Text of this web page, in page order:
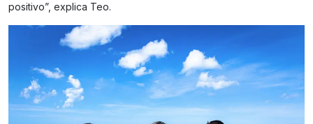
positivo”, explica Teo.